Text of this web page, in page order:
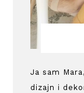
Ja sam
dizajn i